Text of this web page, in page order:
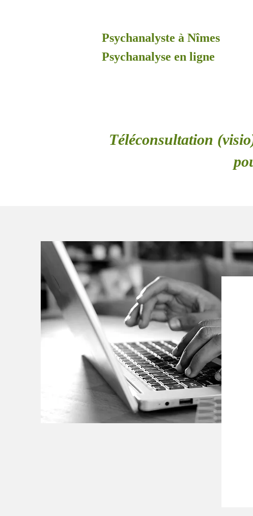
Psychanalyste à Nîmes
Psychanalyse en ligne
Téléconsultation